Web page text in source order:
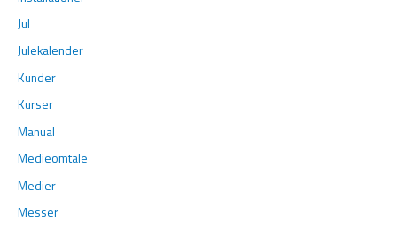
Jul
Julekalender
Kunder
Kurser
Manual
Medieomtale
Medier
Messer